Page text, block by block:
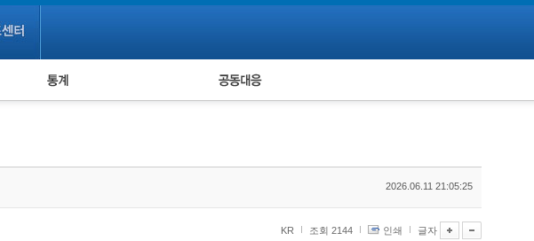
누적 피해사례 통계 피해자 공동대응
2026.06.11 21:05:25
KR 조회 2144 인쇄 글자